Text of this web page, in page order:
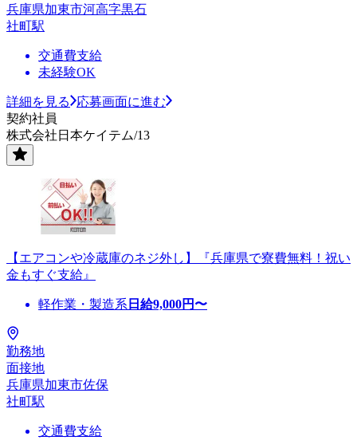
兵庫県加東市河高字黒石
社町駅
交通費支給
未経験OK
詳細を見る
応募画面に進む
契約社員
株式会社日本ケイテム/13
【エアコンや冷蔵庫のネジ外し】『兵庫県で寮費無料！祝い
金もすぐ支給』
軽作業・製造系 日給9,000円〜
勤務地
面接地
兵庫県加東市佐保
社町駅
交通費支給